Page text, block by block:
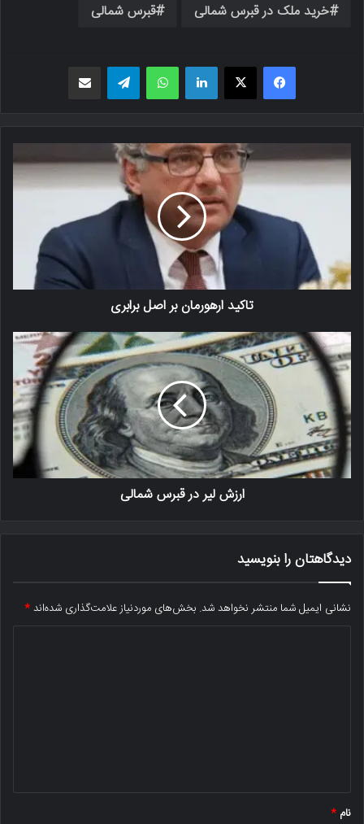
خرید ملک در قبرس شمالی
قبرس شمالی
فیسبوک X لینکدین واتس اپ
تاکید ارهورمان بر اصل برابری
ارزش لیر در قبرس شمالی
دیدگاهتان را بنویسید
نشانی ایمیل شما منتشر نخواهد شد. بخش‌های موردنیاز علامت‌گذاری شده‌اند*
نام *